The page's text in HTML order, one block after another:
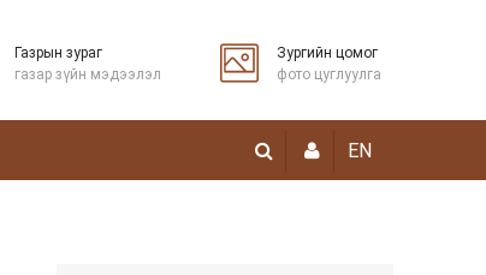
Газрын зураг
газар зүйн мэдээлэл
Зургийн цомог
фото цуглуулга
EN